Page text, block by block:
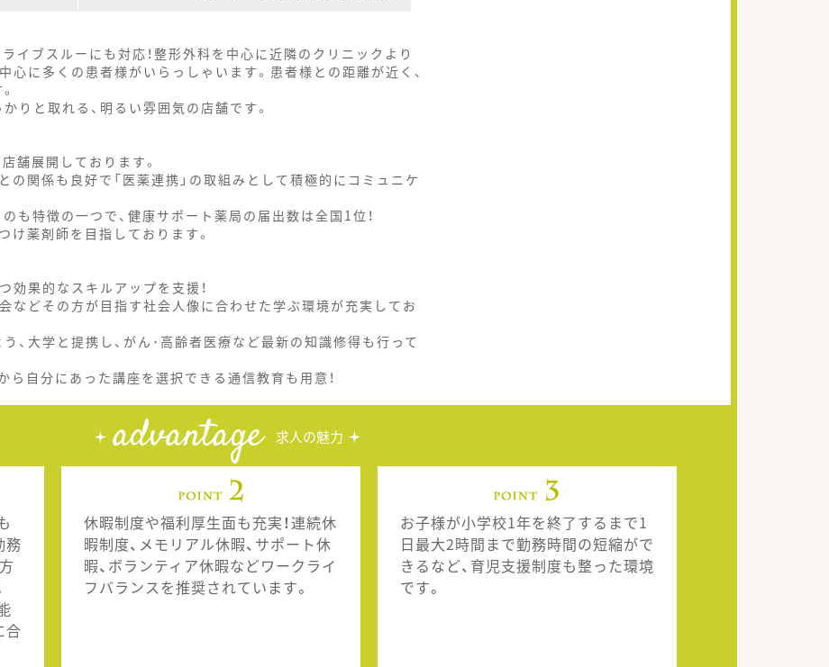
イブスルーにも対応！整形外科を中心に近隣のクリニックより
心に多くの患者様がいらっしゃいます。患者様との距離が近く、
りと取れる、明るい雰囲気の店舗です。
舗展開しております。
の関係も良好で「医薬連携」の取組みとして積極的にコミュニケ
も特徴の一つで、健康サポート薬局の届出数は全国1位！
け薬剤師を目指しております。
効果的なスキルアップを支援！
などその方が目指す社会人像に合わせた学ぶ環境が充実してお
、大学と提携し、がん･高齢者医療など最新の知識修得も行って
ら自分にあった講座を選択できる通信教育も用意！
advantage 求人の魅力
務
合
休暇制度や福利厚生面も充実！連続休
暇制度、メモリアル休暇、サポート休
暇、ボランティア休暇などワークライ
フバランスを推奨されています。
お子様が小学校1年を終了するまで1
日最大2時間まで勤務時間の短縮がで
きるなど、育児支援制度も整った環境
です。